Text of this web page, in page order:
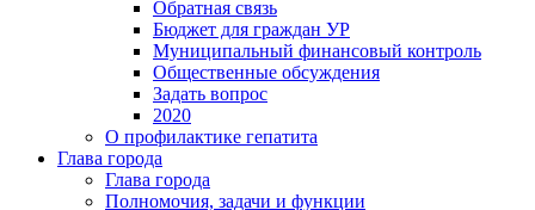
Обратная связь
Бюджет для граждан УР
Муниципальный финансовый контроль
Общественные обсуждения
Задать вопрос
2020
О профилактике гепатита
Глава города
Глава города
Полномочия, задачи и функции